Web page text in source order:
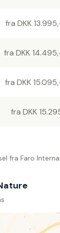
fra DKK
fra DKK
fra DKK
fra DKK
fra Faro